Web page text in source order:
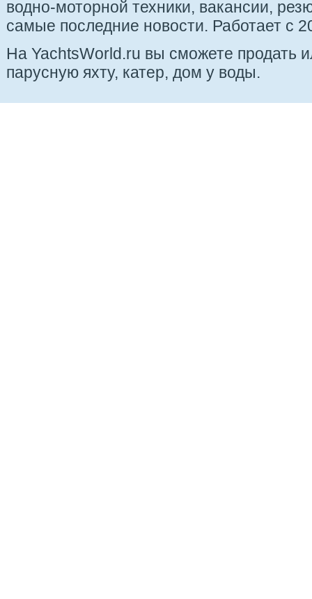
водно-моторной техники, вакансии,
самые последние новости. Работает с
На YachtsWorld.ru вы сможете продать
парусную яхту, катер, дом у воды.